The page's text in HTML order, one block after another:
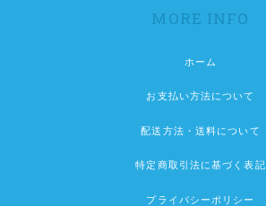
MORE INFO
ホーム
お支払い方法について
配送方法・送料について
特定商取引法に基づく表記
プライバシーポリシー